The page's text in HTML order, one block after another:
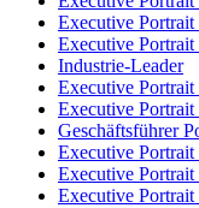
Executive
Executive
Industrie-Leader
Executive
Executive
Geschäftsführer
Executive
Executive
Executive